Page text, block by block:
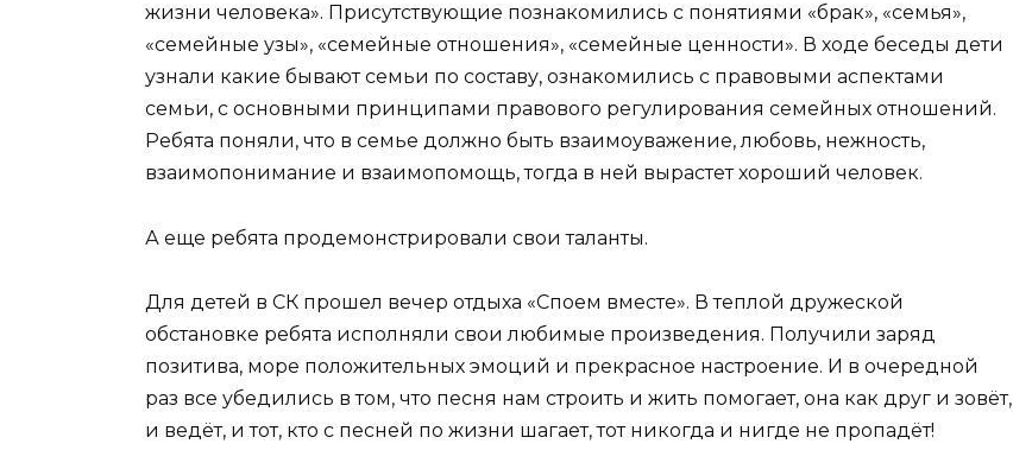
жизни человека». Присутствующие познакомились с понятиями «брак», «семья»,
«семейные узы», «семейные отношения», «семейные ценности». В ходе беседы дети
узнали какие бывают семьи по составу, ознакомились с правовыми аспектами
семьи, с основными принципами правового регулирования семейных отношений.
Ребята поняли, что в семье должно быть взаимоуважение, любовь, нежность,
взаимопонимание и взаимопомощь, тогда в ней вырастет хороший человек.
А еще ребята продемонстрировали свои таланты.
Для детей в СК прошел вечер отдыха «Споем вместе». В теплой дружеской
обстановке ребята исполняли свои любимые произведения. Получили заряд
позитива, море положительных эмоций и прекрасное настроение. И в очередной
раз все убедились в том, что песня нам строить и жить помогает, она как друг и зовёт,
и ведёт, и тот, кто с песней по жизни шагает, тот никогда и нигде не пропадёт!